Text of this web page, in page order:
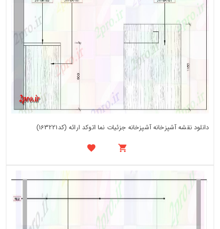
دانلود نقشه آشپزخانه آشپزخانه جزئیات نما اتوکد ارائه (کد163221)